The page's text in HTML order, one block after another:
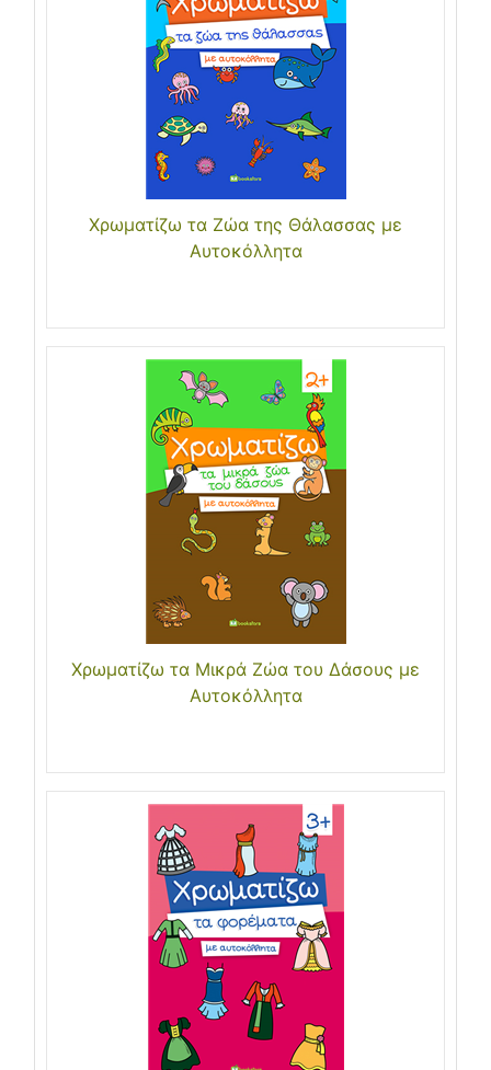
Χρωματίζω τα Ζώα της Θάλασσας με
Αυτοκόλλητα
Χρωματίζω τα Μικρά Ζώα του Δάσους με
Αυτοκόλλητα